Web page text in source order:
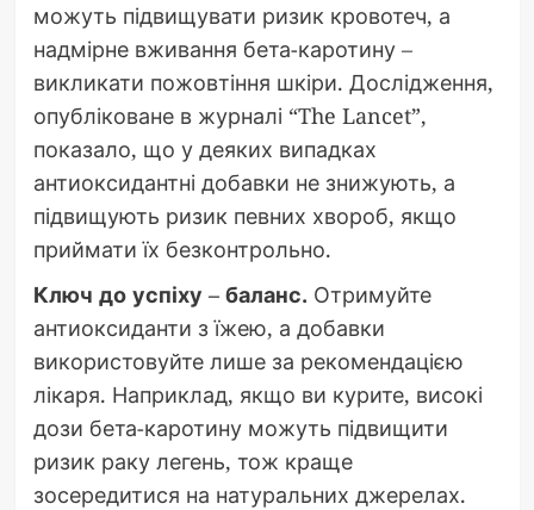
можуть підвищувати ризик кровотеч, а
надмірне вживання бета-каротину –
викликати пожовтіння шкіри. Дослідження,
опубліковане в журналі “The Lancet”,
показало, що у деяких випадках
антиоксидантні добавки не знижують, а
підвищують ризик певних хвороб, якщо
приймати їх безконтрольно.
Ключ до успіху – баланс. Отримуйте
антиоксиданти з їжею, а добавки
використовуйте лише за рекомендацією
лікаря. Наприклад, якщо ви курите, високі
дози бета-каротину можуть підвищити
ризик раку легень, тож краще
зосередитися на натуральних джерелах.